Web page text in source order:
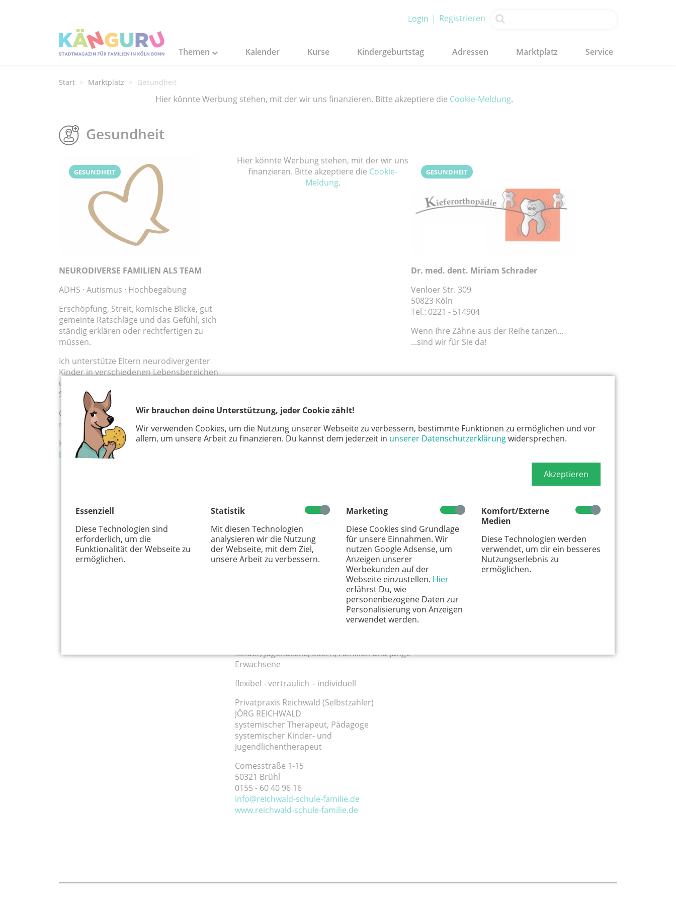
Wir brauchen deine Unterstützung, jeder Cookie zählt!
Wir verwenden Cookies, um die Nutzung unserer Webseite zu verbessern, bestimmte Funktionen zu ermöglichen und vor
allem, um unsere Arbeit zu finanzieren. Du kannst dem jederzeit in unserer Datenschutzerklärungwidersprechen.
Akzeptieren
Essenziell
Diese Technologien sind
erforderlich, um die
Funktionalität der Webseite zu
ermöglichen.
Statistik
Mit diesen Technologien
analysieren wir die Nutzung
der Webseite, mit dem Ziel,
unsere Arbeit zu verbessern.
Marketing
Diese Cookies sind Grundlage
für unsere Einnahmen. Wir
nutzen Google Adsense, um
Anzeigen unserer
Werbekunden auf der
Webseite einzustellen. Hier
erfährst Du, wie
personenbezogene Daten zur
Personalisierung von Anzeigen
verwendet werden.
Komfort/Externe
Medien
Diese Technologien werden
verwendet, um dir ein besseres
Nutzungserlebnis zu
ermöglichen.
Login Registrieren
Themen Kalender Kurse Kindergeburtstag Adressen Marktplatz Service
Start Marktplatz Gesundheit
Hier könnte Werbung stehen, mit der wir uns finanzieren. Bitte akzeptiere die Cookie-Meldung.
Gesundheit
GESUNDHEIT
NEURODIVERSE FAMILIEN ALS TEAM
ADHS · Autismus · Hochbegabung
Erschöpfung, Streit, komische Blicke, gut
gemeinte Ratschläge und das Gefühl, sich
ständig erklären oder rechtfertigen zu
müssen.
Ich unterstütze Eltern neurodivergenter
Kinder in verschiedenen Lebensbereichen
und entwickle mit ihnen entlastende
Strategien für den Alltag.
Online aus Köln:
britta-oberschelp.de/eltern-
neurodivergenter-kinder
Kostenloses Kennenlernen:
britta.oberschelp@posteo.de
Hier könnte Werbung stehen, mit der wir uns
finanzieren. Bitte akzeptiere die Cookie-
Meldung.
GESUNDHEIT
Dr. med. dent. Miriam Schrader
Venloer Str. 309
50823 Köln
Tel.: 0221 - 514904
Wenn Ihre Zähne aus der Reihe tanzen...
...sind wir für Sie da!
finanzieren. Bitte akzeptiere die
Cookie-
Meldung
Kompetentes Coaching zu allen Sorgen
rund um Schule oder Familie
Kinder, Jugendliche, Eltern, Familien und junge
Erwachsene
flexibel - vertraulich – individuell
Privatpraxis Reichwald (Selbstzahler)
JÖRG REICHWALD
systemischer Therapeut, Pädagoge
systemischer Kinder- und
Jugendlichentherapeut
Comesstraße 1-15
50321 Brühl
0155 - 60 40 96 16
info@reichwald-schule-familie.de
www.reichwald-schule-familie.de
finanzieren. Bitte akzeptiere dieCookie-
Meldung